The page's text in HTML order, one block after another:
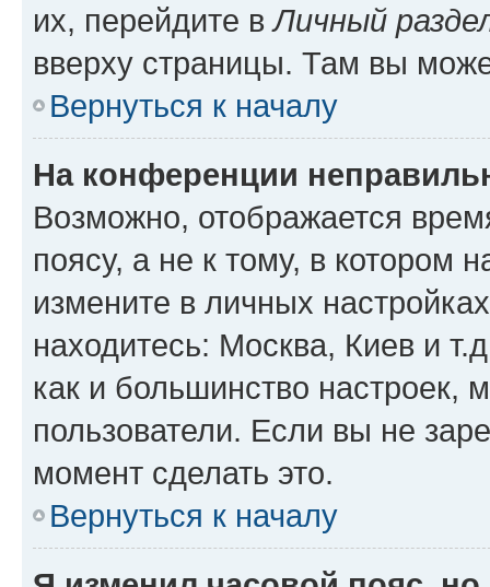
их, перейдите вЛичный
вверху страницы. Там вы
Вернуться к началу
На конференции
Возможно, отображается
поясу, а не к тому, в котором
измените в личных
находитесь: Москва, Киев и
как и большинство настроек,
пользователи. Если вы не
момент сделать это.
Вернуться к началу